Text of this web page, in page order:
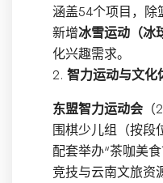
涵盖54个项目，除
新增冰雪运动（冰
化兴趣需求。
2. 智力运动与文化
东盟智力运动会
围棋少儿组（按段
配套举办“茶咖美
竞技与云南文旅资